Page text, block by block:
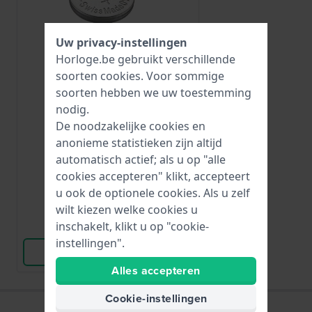
R339
339 / SR614SW
€ 5,-
● Op voorraad
Vergelijk
Bekijk Product
Uw privacy-instellingen
Horloge.be gebruikt verschillende
soorten cookies. Voor sommige
soorten hebben we uw toestemming
nodig.
De noodzakelijke cookies en
anonieme statistieken zijn altijd
automatisch actief; als u op "alle
cookies accepteren" klikt, accepteert
u ook de optionele cookies. Als u zelf
wilt kiezen welke cookies u
inschakelt, klikt u op "cookie-
instellingen".
Alles accepteren
Cookie-instellingen